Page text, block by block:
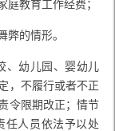
庭教育工作经费；
弊的情形。
、幼儿园、婴幼儿
，不履行或者不正
令限期改正；情节
任人员依法予以处